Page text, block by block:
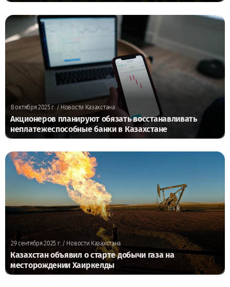
8 октября 2025 г. / Новости Казахстана
Акционеров планируют обязать восстанавливать
неплатежеспособные банки в Казахстане
29 сентября 2025 г./ Новости Казахстана
Казахстан объявил о старте добычи газа на
месторождении Хаиркелды